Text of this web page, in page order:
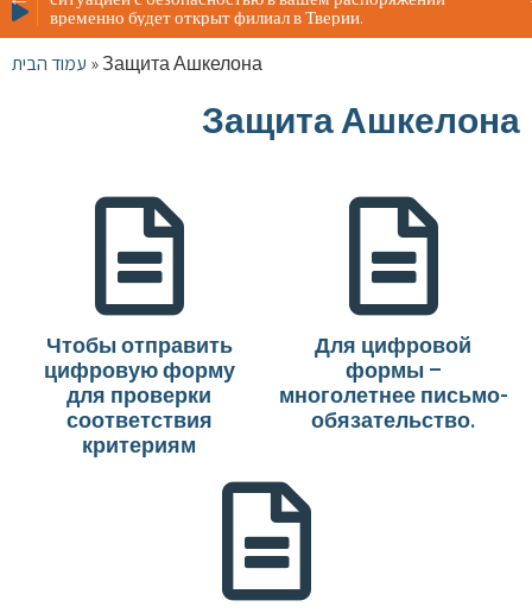
временно будет открыт филиал в Тверии.
עמוד הבית »Защита Ашкелона
Защита Ашкелона
Чтобы отправить
цифровую форму
для проверки
соответствия
критериям
Для цифровой
формы –
многолетнее письмо-
обязательство.